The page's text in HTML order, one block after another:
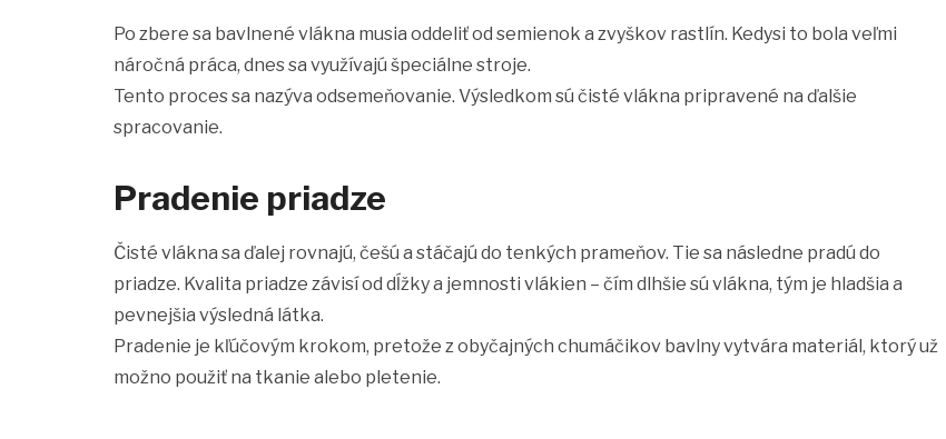
Po zbere sa bavlnené vlákna musia oddeliť od semienok a zvyškov rastlín. Kedysi to bola veľmi
náročná práca, dnes sa využívajú špeciálne stroje.
Tento proces sa nazýva odsemeňovanie. Výsledkom sú čisté vlákna pripravené na ďalšie
spracovanie.
Pradenie priadze
Čisté vlákna sa ďalej rovnajú, češú a stáčajú do tenkých prameňov. Tie sa následne pradú do
priadze. Kvalita priadze závisí od dĺžky a jemnosti vlákien – čím dlhšie sú vlákna, tým je hladšia a
pevnejšia výsledná látka.
Pradenie je kľúčovým krokom, pretože z obyčajných chumáčikov bavlny vytvára materiál, ktorý už
možno použiť na tkanie alebo pletenie.